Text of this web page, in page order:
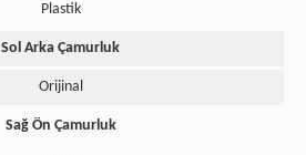
Plastik
Sol Arka Çamurluk
Orijinal
Sağ Ön Çamurluk